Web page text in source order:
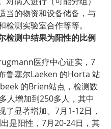
当的物资和设备储备，与
检测实验室合作等等。
检测中结果为阳性的比例
医疗中心证实，7
鲁塞尔Laeken 的Horta 站
的Brien站点，检测数
人增加到250多人，其中
了显著增加。7月1-12日，
是阳性，7月20-24日，其